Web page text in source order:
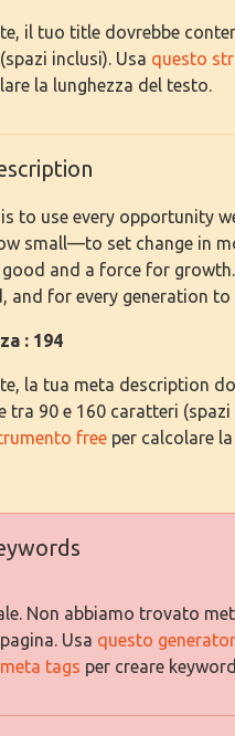
il tuo title dovrebbe
inclusi). Usa questo
la lunghezza del testo.
to use every opportunity
small—to set change in
and a force for
and for every generation to
: 194
la tua meta description
tra 90 e 160 caratteri (spazi
free per calcolare
Non abbiamo trovato
Usa questo
tags per creare